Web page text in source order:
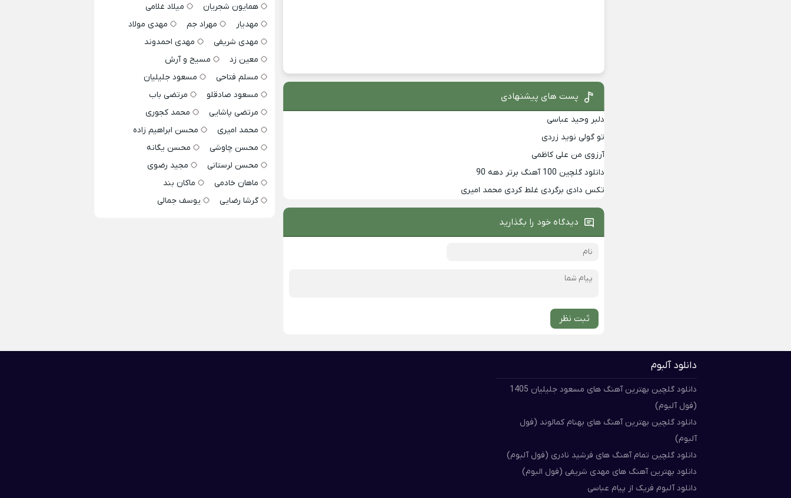
پست های پیشنهادی
دلبر وحید عباسی
تو گولی نوید زردی
آرزوی من علی کاظمی
دانلود گلچین 100 آهنگ برتر دهه 90
تکس دادی برگردی غلط کردی محمد امیری
دیدگاه خود را بگذارید
ثبت نظر
همایون شجریان
میلاد غلامی
مهدیار
مهراد جم
مهدی مولاد
مهدی شریفی
مهدی احمدوند
معین زد
مسیح و آرش
مسلم فتاحی
مسعود جلیلیان
مسعود صادقلو
مرتضی باب
مرتضی پاشایی
محمد کجوری
محمد امیری
محسن ابراهیم زاده
محسن چاوشی
محسن یگانه
محسن لرستانی
مجید رضوی
ماهان خادمی
ماکان بند
گرشا رضایی
یوسف جمالی
دانلود آلبوم
دانلود گلچین بهترین آهنگ های مسعود جلیلیان 1405
(فول آلبوم)
دانلود گلچین بهترین آهنگ های بهنام کمالوند (فول
آلبوم)
دانلود گلچین تمام آهنگ های فرشید نادری (فول آلبوم)
دانلود بهترین آهنگ های مهدی شریفی (فول البوم)
دانلود آلبوم فریک از پیام عباسی